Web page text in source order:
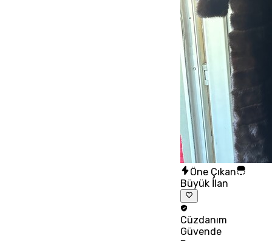
Öne Çıkan
Büyük İlan
Cüzdanım
Güvende